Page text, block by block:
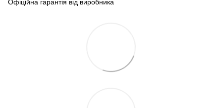
Офіційна гарантія від виробника